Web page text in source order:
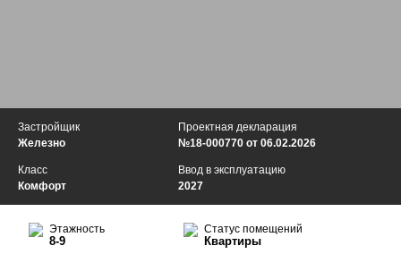
Застройщик
Железно
Проектная декларация
№18-000770 от 06.02.2026
Ввод в эксплуатацию
2027
Класс
Комфорт
Этажность
8-9
Статус помещений
Квартиры